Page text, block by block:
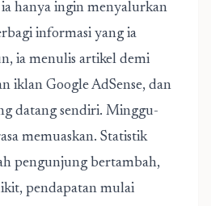
hanya ingin menyalurkan
informasi yang ia
ia menulis artikel demi
iklan Google AdSense, dan
datang sendiri. Minggu-
memuaskan. Statistik
pengunjung bertambah,
pendapatan mulai